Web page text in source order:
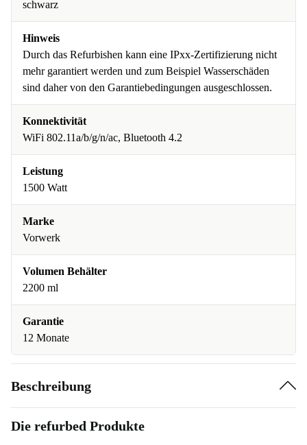
schwarz
Hinweis
Durch das Refurbishen kann eine IPxx-Zertifizierung nicht
mehr garantiert werden und zum Beispiel Wasserschäden
sind daher von den Garantiebedingungen ausgeschlossen.
Konnektivität
WiFi 802.11a/b/g/n/ac, Bluetooth 4.2
Leistung
1500 Watt
Marke
Vorwerk
Volumen Behälter
2200 ml
Garantie
12 Monate
Beschreibung
Die refurbed Produkte